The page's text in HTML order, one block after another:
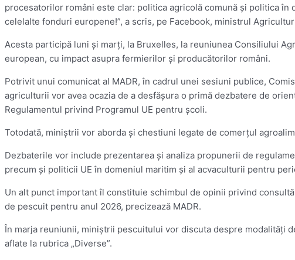
procesatorilor români este clar: politica agricolă comună şi politica
celelalte fonduri europene!”, a scris, pe Facebook, ministrul
Acesta participă luni şi marţi, la Bruxelles, la reuniunea Consiliului
european, cu impact asupra fermierilor şi producătorilor români.
Potrivit unui comunicat al MADR, în cadrul unei sesiuni publice,
agriculturii vor avea ocazia de a desfăşura o primă dezbatere de
Regulamentul privind Programul UE pentru şcoli.
Totodată, miniştrii vor aborda şi chestiuni legate de comerţul
Dezbaterile vor include prezentarea şi analiza propunerii de
precum şi politicii UE în domeniul maritim şi al acvaculturii pentru
Un alt punct important îl constituie schimbul de opinii privind
de pescuit pentru anul 2026, precizează MADR.
În marja reuniunii, miniştrii pescuitului vor discuta despre modalităţi
aflate la rubrica „Diverse”.